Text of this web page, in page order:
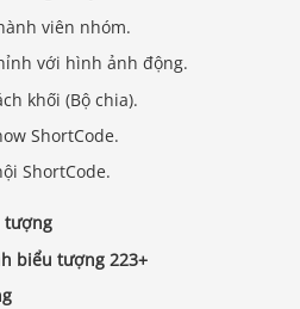
viên nhóm.
với hình ảnh động.
khối (Bộ chia).
ShortCode.
ShortCode.
tượng
biểu tượng 223+